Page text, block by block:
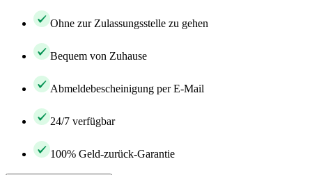
Ohne zur Zulassungsstelle zu gehen
Bequem von Zuhause
Abmeldebescheinigung per E-Mail
24/7 verfügbar
100% Geld-zurück-Garantie